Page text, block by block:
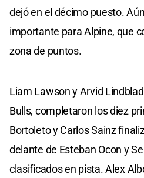
dejó en el décimo puesto.
importante para Alpine, que
zona de puntos.
Liam Lawson y Arvid
Bulls, completaron los diez
Bortoleto y Carlos Sainz
delante de Esteban Ocon y
clasificados en pista. Alex